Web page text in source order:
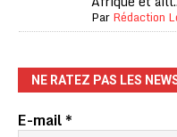
ParRédaction
NE RATEZ PAS LES
E-mail*